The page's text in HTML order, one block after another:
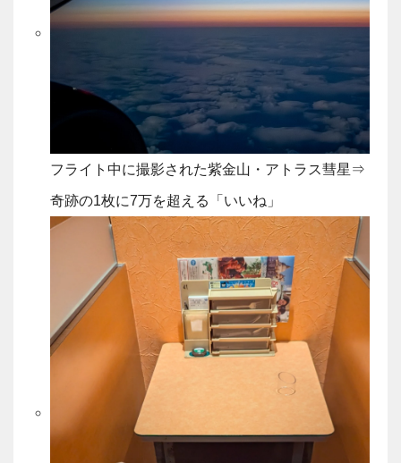
フライト中に撮影された紫金山・アトラス彗星⇒
奇跡の1枚に7万を超える「いいね」